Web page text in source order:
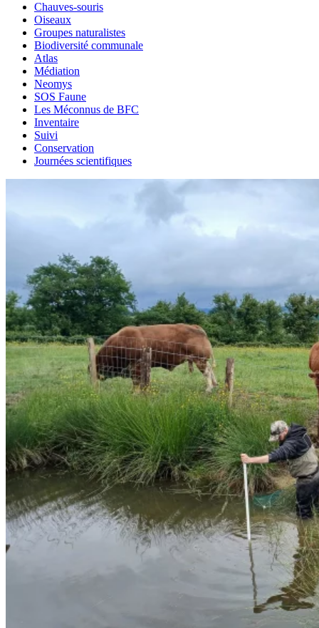
Chauves-souris
Oiseaux
Groupes naturalistes
Biodiversité communale
Atlas
Médiation
Neomys
SOS Faune
Les Méconnus de BFC
Inventaire
Suivi
Conservation
Journées scientifiques